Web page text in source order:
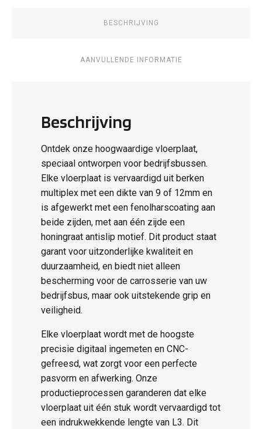
BESCHRIJVING
AANVULLENDE INFORMATIE
Beschrijving
Ontdek onze hoogwaardige vloerplaat,
speciaal ontworpen voor bedrijfsbussen.
Elke vloerplaat is vervaardigd uit berken
multiplex met een dikte van 9 of 12mm en
is afgewerkt met een fenolharscoating aan
beide zijden, met aan één zijde een
honingraat antislip motief. Dit product staat
garant voor uitzonderlijke kwaliteit en
duurzaamheid, en biedt niet alleen
bescherming voor de carrosserie van uw
bedrijfsbus, maar ook uitstekende grip en
veiligheid.
Elke vloerplaat wordt met de hoogste
precisie digitaal ingemeten en CNC-
gefreesd, wat zorgt voor een perfecte
pasvorm en afwerking. Onze
productieprocessen garanderen dat elke
vloerplaat uit één stuk wordt vervaardigd tot
een indrukwekkende lengte van L3. Dit